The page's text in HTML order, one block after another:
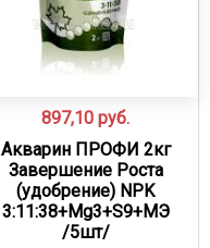
897,10 руб.
Акварин ПРОФИ 2кг
Завершение Роста
(удобрение) NPK
3:11:38+Mg3+S9+МЭ
/5шт/